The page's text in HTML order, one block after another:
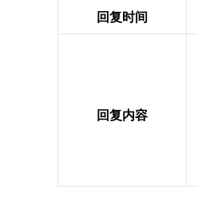
回复时间
回复内容